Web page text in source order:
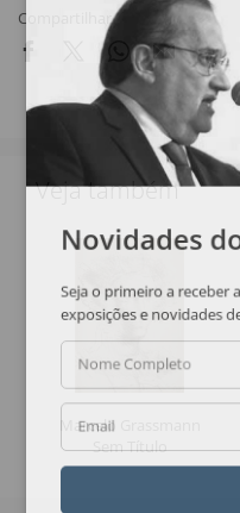
Compartilhar
Veja também
Marcelo Grassmann
Sem Título
Novidades
Seja o primeiro a receber
exposições e novidades
Nome Completo
Email